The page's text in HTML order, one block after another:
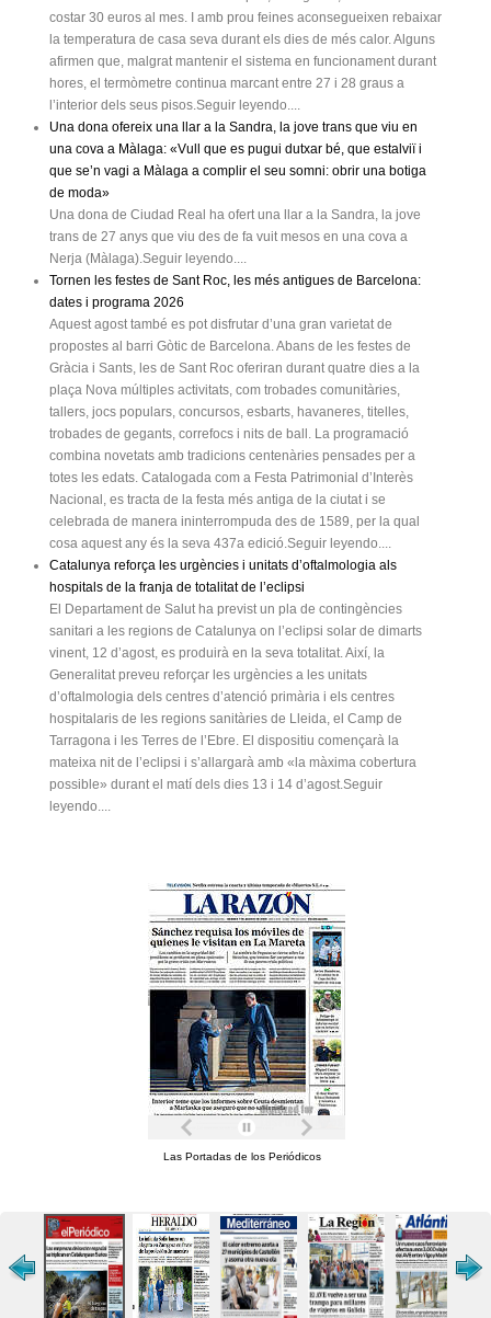
costar 30 euros al mes. I amb prou feines aconsegueixen rebaixar
la temperatura de casa seva durant els dies de més calor. Alguns
afirmen que, malgrat mantenir el sistema en funcionament durant
hores, el termòmetre continua marcant entre 27 i 28 graus a
l’interior dels seus pisos.Seguir leyendo....
Una dona ofereix una llar a la Sandra, la jove trans que viu en
una cova a Màlaga: «Vull que es pugui dutxar bé, que estalviï i
que se’n vagi a Màlaga a complir el seu somni: obrir una botiga
de moda»
Una dona de Ciudad Real ha ofert una llar a la Sandra, la jove
trans de 27 anys que viu des de fa vuit mesos en una cova a
Nerja (Màlaga).Seguir leyendo....
Tornen les festes de Sant Roc, les més antigues de Barcelona:
dates i programa 2026
Aquest agost també es pot disfrutar d’una gran varietat de
propostes al barri Gòtic de Barcelona. Abans de les festes de
Gràcia i Sants, les de Sant Roc oferiran durant quatre dies a la
plaça Nova múltiples activitats, com trobades comunitàries,
tallers, jocs populars, concursos, esbarts, havaneres, titelles,
trobades de gegants, correfocs i nits de ball. La programació
combina novetats amb tradicions centenàries pensades per a
totes les edats. Catalogada com a Festa Patrimonial d’Interès
Nacional, es tracta de la festa més antiga de la ciutat i se
celebrada de manera ininterrompuda des de 1589, per la qual
cosa aquest any és la seva 437a edició.Seguir leyendo....
Catalunya reforça les urgències i unitats d’oftalmologia als
hospitals de la franja de totalitat de l’eclipsi
El Departament de Salut ha previst un pla de contingències
sanitari a les regions de Catalunya on l’eclipsi solar de dimarts
vinent, 12 d’agost, es produirà en la seva totalitat. Així, la
Generalitat preveu reforçar les urgències a les unitats
d’oftalmologia dels centres d’atenció primària i els centres
hospitalaris de les regions sanitàries de Lleida, el Camp de
Tarragona i les Terres de l’Ebre. El dispositiu començarà la
mateixa nit de l’eclipsi i s’allargarà amb «la màxima cobertura
possible» durant el matí dels dies 13 i 14 d’agost.Seguir
leyendo....
Las Portadas de los Periódicos